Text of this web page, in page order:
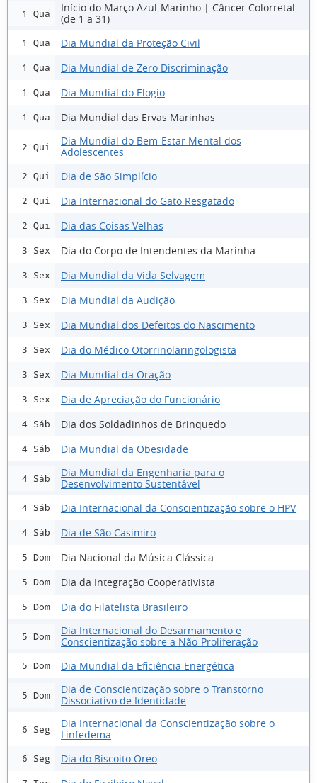
1 Qua
Início do Março Azul-Marinho | Câncer Colorretal
(de 1 a 31)
1 Qua Dia Mundial da Proteção Civil
1 Qua Dia Mundial de Zero Discriminação
1 Qua Dia Mundial do Elogio
1 Qua Dia Mundial das Ervas Marinhas
2 Qui
Dia Mundial do Bem-Estar Mental dos
Adolescentes
2 Qui Dia de São Simplício
2 Qui Dia Internacional do Gato Resgatado
2 Qui Dia das Coisas Velhas
3 Sex Dia do Corpo de Intendentes da Marinha
3 Sex Dia Mundial da Vida Selvagem
3 Sex Dia Mundial da Audição
3 Sex Dia Mundial dos Defeitos do Nascimento
3 Sex Dia do Médico Otorrinolaringologista
3 Sex Dia Mundial da Oração
3 Sex Dia de Apreciação do Funcionário
4 Sáb Dia dos Soldadinhos de Brinquedo
4 Sáb Dia Mundial da Obesidade
4 Sáb
Dia Mundial da Engenharia para o
Desenvolvimento Sustentável
4 Sáb Dia Internacional da Conscientização sobre o HPV
4 Sáb Dia de São Casimiro
5 Dom Dia Nacional da Música Clássica
5 Dom Dia da Integração Cooperativista
5 Dom Dia do Filatelista Brasileiro
5 Dom
Dia Internacional do Desarmamento e
Conscientização sobre a Não-Proliferação
5 Dom Dia Mundial da Eficiência Energética
5 Dom
Dia de Conscientização sobre o Transtorno
Dissociativo de Identidade
6 Seg
Dia Internacional da Conscientização sobre o
Linfedema
6 Seg Dia do Biscoito Oreo